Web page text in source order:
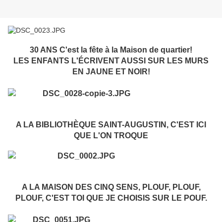
30 ANS C'est la fête à la Maison de quartier!
LES ENFANTS L'ÉCRIVENT AUSSI SUR LES MURS
EN JAUNE ET NOIR!
A LA BIBLIOTHÈQUE SAINT-AUGUSTIN, C'EST ICI
QUE L'ON TROQUE
A LA MAISON DES CINQ SENS, PLOUF, PLOUF,
PLOUF, C'EST TOI QUE JE CHOISIS SUR LE POUF.